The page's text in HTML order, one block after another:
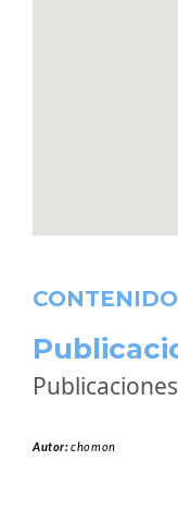
Autor:chomon